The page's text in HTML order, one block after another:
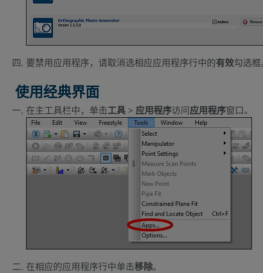
要禁用应用程序，请取消选相应应用程序行中的有效勾选框
使用经典界面
在主工具栏中，单击工具 > 应用程序访问应用程序窗口。
在相应的应用程序行中单击移除。